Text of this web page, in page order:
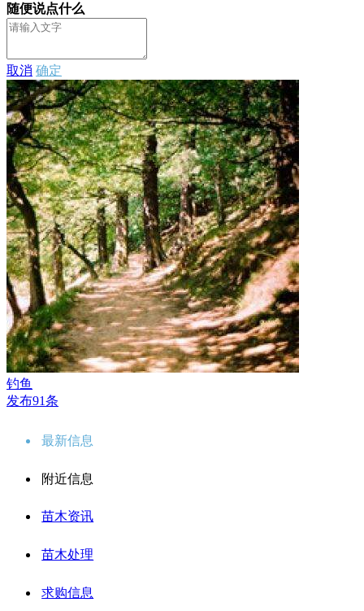
随便说点什么
取消 确定
钓鱼
发布91条
最新信息
附近信息
苗木资讯
苗木处理
求购信息